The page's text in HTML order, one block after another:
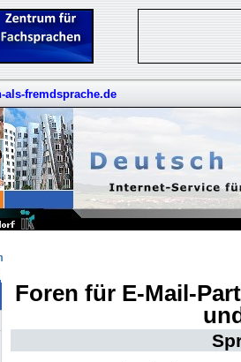
als-fremdsprache.de
Foren für E-Mail-